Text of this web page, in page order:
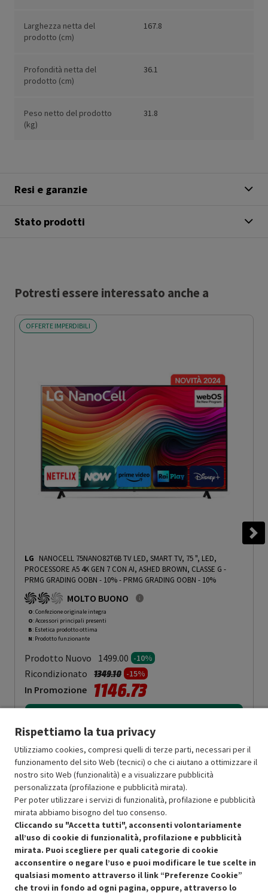
Larghezza netta del
prodotto (cm)
167.8
Profondità netta del
prodotto (cm)
36.1
Peso netto del prodotto
(kg)
31.8
Resi e garanzie
Stato prodotti
Potresti essere interessato anche a
OFFERTE IMPERDIBILI
LG NANOCELL 75NANO82T6B TV LED, SMART TV, 75 ", LED,
PROCESSORE A5 4K GEN 7 CON AI, ASHED BROWN, CLASSE G -
PRMG GRADING OOBN - 10%- PRMG GRADING OOBN - 10%
MOLTO BUONO
O: Confezione originale integra
O: Accessori principali presenti
B: Estetica prodotto ottima
N: Prodotto funzionante
Prodotto Nuovo 1499.00 -10%
Ricondizionato Prezzo ridotto da
1349.10a-15%
In Promozione 1146.73
OFFERTE IMPERDIBILI
Risparmio garantito rispetto al corrispondente prodotto nuovo.
Condizioni generali di vendita
Cookie Policy
Recedere dal contratto qui
Rispettiamo la tua privacy
Utilizziamo cookies, compresi quelli di terze parti, necessari per il
funzionamento del sito Web (tecnici) o che ci aiutano a ottimizzare il
nostro sito Web (funzionalità) e a visualizzare pubblicità
personalizzata (profilazione e pubblicità mirata).
Per poter utilizzare i servizi di funzionalità, profilazione e pubblicità
mirata abbiamo bisogno del tuo consenso.
Cliccando su "Accetta tutti", acconsenti volontariamente
all’uso di cookie di funzionalità, profilazione e pubblicità
mirata. Puoi scegliere per quali categorie di cookie
acconsentire o negare l’uso e puoi modificare le tue scelte in
qualsiasi momento attraverso il link “Preferenze Cookie”
che trovi in fondo ad ogni pagina, oppure, attraverso lo